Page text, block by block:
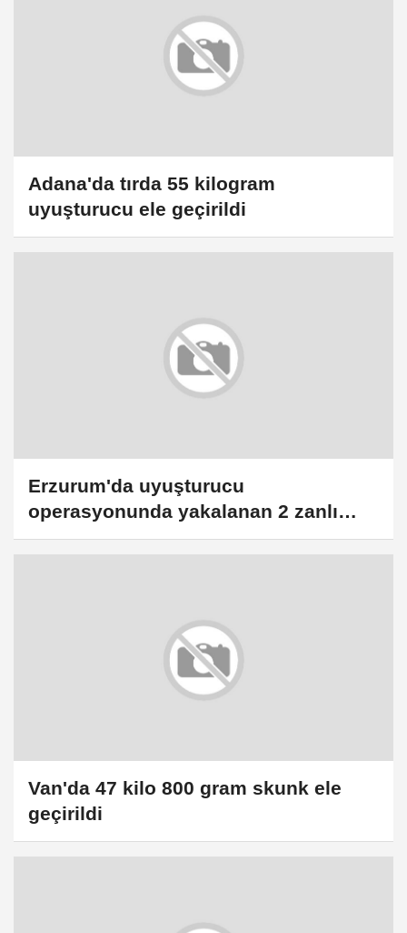
Adana'da tırda 55 kilogram
uyuşturucu ele geçirildi
Erzurum'da uyuşturucu
operasyonunda yakalanan 2 zanlı
tutuklandı
Van'da 47 kilo 800 gram skunk ele
geçirildi